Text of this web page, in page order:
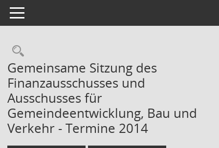
Toggle navigation
Rechercheauswahl
Gemeinsame Sitzung des
Finanzausschusses und
Ausschusses für
Gemeindeentwicklung, Bau und
Verkehr - Termine 2014